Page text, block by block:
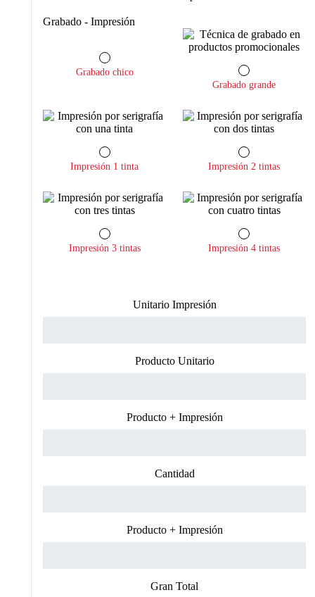
Grabado - Impresión
Grabado chico
Grabado grande
Impresión 1 tinta Impresión 2 tintas
Impresión 3 tintas Impresión 4 tintas
Unitario Impresión
Producto Unitario
Producto + Impresión
Cantidad
Producto + Impresión
Gran Total